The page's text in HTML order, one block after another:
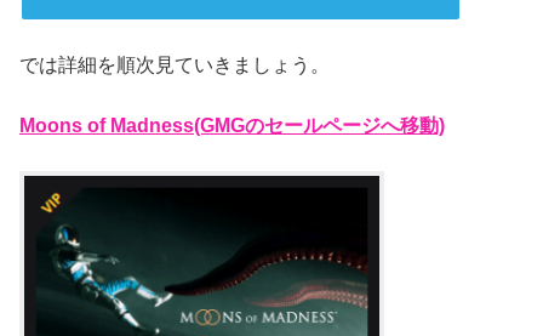
では詳細を順次見ていきましょう。
Moons of Madness(GMGのセールページへ移動)